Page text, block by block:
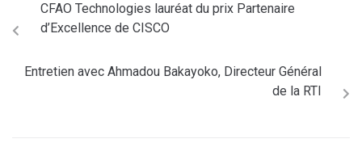
CFAO Technologies lauréat du prix Partenaire
d’Excellence de CISCO
Entretien avec Ahmadou Bakayoko, Directeur Général
de la RTI